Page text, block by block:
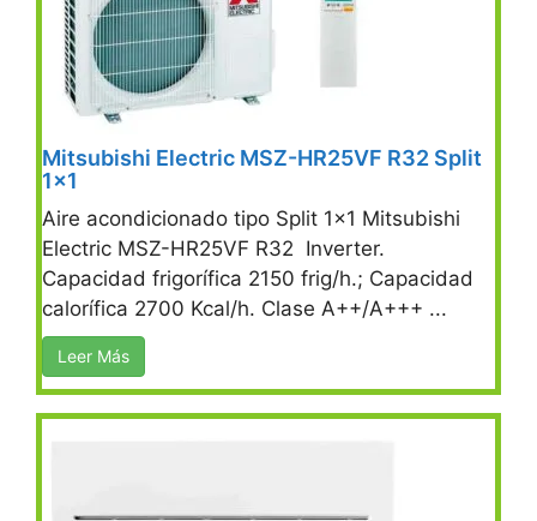
Mitsubishi Electric MSZ-HR25VF R32 Split
1×1
Aire acondicionado tipo Split 1×1 Mitsubishi
Electric MSZ-HR25VF R32 Inverter.
Capacidad frigorífica 2150 frig/h.; Capacidad
calorífica 2700 Kcal/h. Clase A++/A+++ ...
Leer Más